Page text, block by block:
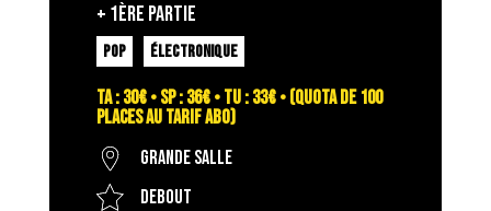
+ 1ÈRE PARTIE
POP ÉLECTRONIQUE
TA : 30€ • SP : 36€ • TU : 33€ • (quota de 100
places au tarif abo)
Grande salle
Debout